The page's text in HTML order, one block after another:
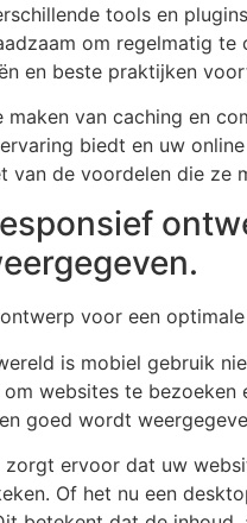
tools en
om regelmatig
en beste praktijken
van caching en
biedt en uw
van de voordelen die
voor een
is mobiel gebruik
websites te
goed wordt
zorgt ervoor dat uw
Of het nu een